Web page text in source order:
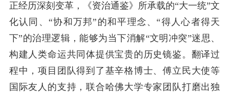
正经历深刻变革，《资治通鉴》所承载的“大一统”文
化认同、“协和万邦”的和平理念、“得人心者得天
下”的治理逻辑，能够为当下消解“文明冲突”迷思、
构建人类命运共同体提供宝贵的历史镜鉴。翻译过
程中，项目团队得到了基辛格博士、傅立民大使等
国际友人的支持，联合哈佛大学专家团队打磨出独